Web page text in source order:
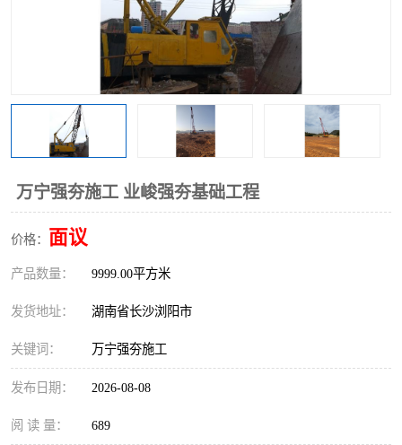
万宁强夯施工 业峻强夯基础工程
价格： 面议
产品数量： 9999.00平方米
发货地址： 湖南省长沙浏阳市
关键词： 万宁强夯施工
发布日期： 2026-08-08
阅 读 量： 689